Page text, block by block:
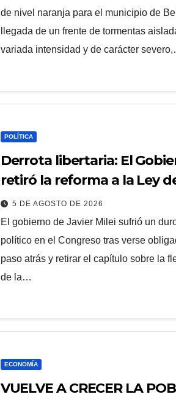
de nivel naranja para el municipio de
llegada de un frente de tormentas
variada intensidad y de carácter
POLÍTICA
Derrota libertaria: El
retiró la reforma a la Ley
en el Senado
5 DE AGOSTO DE 2026
El gobierno de Javier Milei sufrió un
político en el Congreso tras verse
paso atrás y retirar el capítulo sobre la
de la…
ECONOMÍA
VUELVE A CRECER LA